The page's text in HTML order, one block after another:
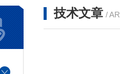
技术文章 /